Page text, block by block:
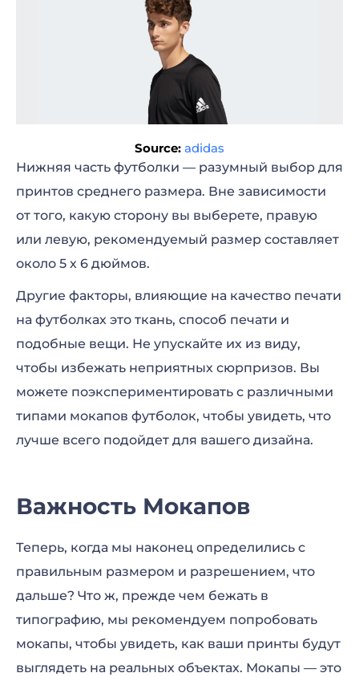
Source: adidas
Нижняя часть футболки — разумный выбор для
принтов среднего размера. Вне зависимости
от того, какую сторону вы выберете, правую
или левую, рекомендуемый размер составляет
около 5 х 6 дюймов.
Другие факторы, влияющие на качество печати
на футболках это ткань, способ печати и
подобные вещи. Не упускайте их из виду,
чтобы избежать неприятных сюрпризов. Вы
можете поэкспериментировать с различными
типами мокапов футболок, чтобы увидеть, что
лучше всего подойдет для вашего дизайна.
Важность Мокапов
Теперь, когда мы наконец определились с
правильным размером и разрешением, что
дальше? Что ж, прежде чем бежать в
типографию, мы рекомендуем попробовать
мокапы, чтобы увидеть, как ваши принты будут
выглядеть на реальных объектах. Мокапы — это